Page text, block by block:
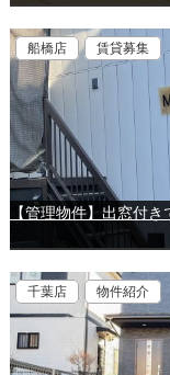
船橋店 賃貸募集
千葉店 物件紹介